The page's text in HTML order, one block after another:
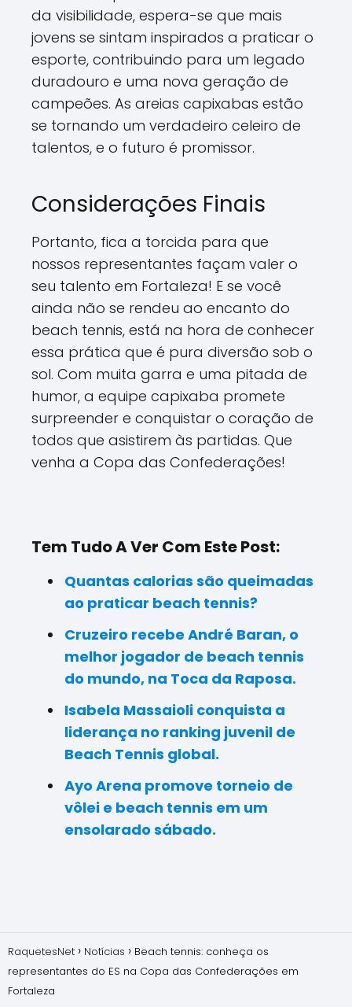
da visibilidade, espera-se que mais
jovens se sintam inspirados a praticar o
esporte, contribuindo para um legado
duradouro e uma nova geração de
campeões. As areias capixabas estão
se tornando um verdadeiro celeiro de
talentos, e o futuro é promissor.
Considerações Finais
Portanto, fica a torcida para que
nossos representantes façam valer o
seu talento em Fortaleza! E se você
ainda não se rendeu ao encanto do
beach tennis, está na hora de conhecer
essa prática que é pura diversão sob o
sol. Com muita garra e uma pitada de
humor, a equipe capixaba promete
surpreender e conquistar o coração de
todos que asistirem às partidas. Que
venha a Copa das Confederações!
Tem Tudo A Ver Com Este Post:
Quantas calorias são queimadas
ao praticar beach tennis?
Cruzeiro recebe André Baran, o
melhor jogador de beach tennis
do mundo, na Toca da Raposa.
Isabela Massaioli conquista a
liderança no ranking juvenil de
Beach Tennis global.
Ayo Arena promove torneio de
vôlei e beach tennis em um
ensolarado sábado.
RaquetesNet Notícias
Beach tennis: conheça os
representantes do ES na Copa das Confederações em
Fortaleza